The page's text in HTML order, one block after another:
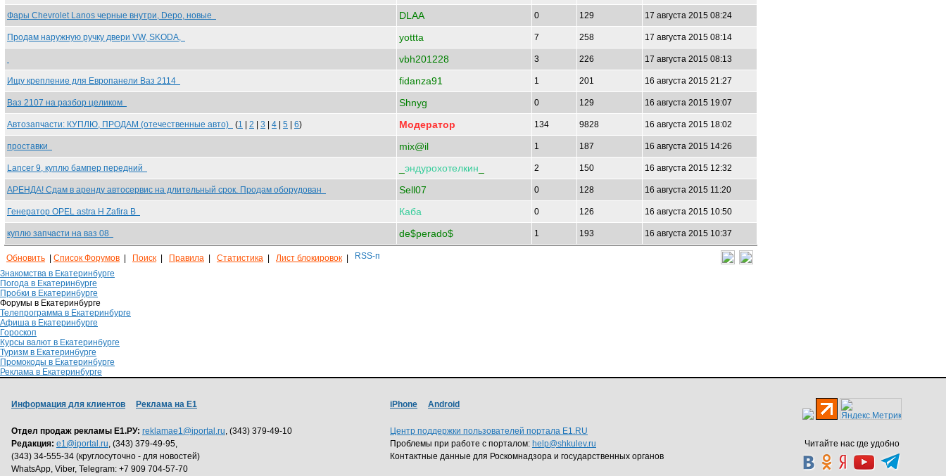
Фары Chevrolet Lanos черные внутри, Depo, новые DLAA 0 129 17 августа 2015 08:24
Продам наружную ручку двери VW, SKODA, yottta 7 258 17 августа 2015 08:14
vbh201228 3 226 17 августа 2015 08:13
Ищу крепление для Европанели Ваз 2114 fidanza91 1 201 16 августа 2015 21:27
Ваз 2107 на разбор целиком Shnyg 0 129 16 августа 2015 19:07
Автозапчасти: КУПЛЮ, ПРОДАМ (отечественные авто) (1 2 3 4 5 6) Модератор 134 9828 16 августа 2015 18:02
проставки mix@il 1 187 16 августа 2015 14:26
Lancer 9, куплю бампер передний эндурохотелкин 2 150 16 августа 2015 12:32
АРЕНДА! Сдам в аренду автосервис на длительный срок. Продам оборудован Sell07 0 128 16 августа 2015 11:20
Генератор OPEL astra H Zafira B Каба 0 126 16 августа 2015 10:50
куплю запчасти на ваз 08 de$perado$ 1 193 16 августа 2015 10:37
Обновить Список Форумов Поиск Правила Статистика Лист блокировок
Знакомства в Екатеринбурге
Погода в Екатеринбурге
Пробки в Екатеринбурге
Форумы в Екатеринбурге
Телепрограмма в Екатеринбурге
Афиша в Екатеринбурге
Гороскоп
Курсы валют в Екатеринбурге
Туризм в Екатеринбурге
Промокоды в Екатеринбурге
Реклама в Екатеринбурге
Читайте нас где удобно
Информация для клиентов Реклама на Е1
Отдел продаж рекламы Е1.РУ: reklamae1@iportal.ru, (343) 379-49-10
Редакция: e1@iportal.ru, (343) 379-49-95,
(343) 34-555-34 (круглосуточно - для новостей)
WhatsApp, Viber, Telegram: +7 909 704-57-70
iPhone Android
Центр поддержки пользователей портала E1.RU
Проблемы при работе с порталом: help@shkulev.ru
Контактные данные для Роскомнадзора и государственных органов